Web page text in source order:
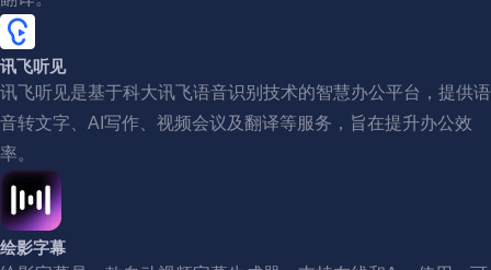
讯飞听见
讯飞听见是基于科大讯飞语音识别技术的智慧办公平台，提供语
音转文字、AI写作、视频会议及翻译等服务，旨在提升办公效
率。
绘影字幕